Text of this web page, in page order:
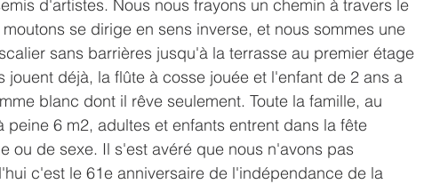
d'artistes. Nous nous frayons un chemin à travers le
se dirige en sens inverse, et nous sommes une
sans barrières jusqu'à la terrasse au premier étage
jouent déjà, la flûte à cosse jouée et l'enfant de 2 ans a
blanc dont il rêve seulement. Toute la famille, au
peine 6 m2, adultes et enfants entrent dans la fête
ou de sexe. Il s'est avéré que nous n'avons pas
c'est le 61e anniversaire de l'indépendance de la